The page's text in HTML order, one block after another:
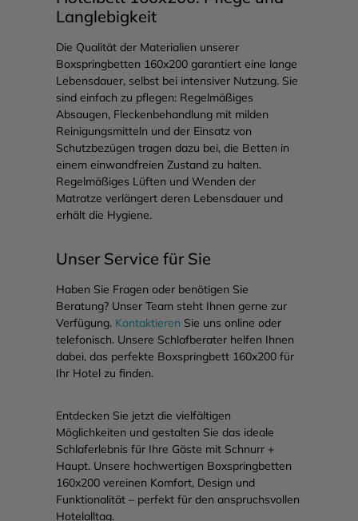
Die Qualität der Materialien unserer
Lebensdauer, selbst bei intensiver Nutzung. Sie
sind einfach zu pflegen: Regelmäßiges
Absaugen, Fleckenbehandlung mit milden
Reinigungsmitteln und der Einsatz von
Schutzbezügen tragen dazu bei, die Betten in
einem einwandfreien Zustand zu halten.
Regelmäßiges Lüften und Wenden der
Matratze verlängert deren Lebensdauer und
erhält die Hygiene.
Unser Service für Sie
Haben Sie Fragen oder benötigen Sie
Verfügung.KontaktierenSie uns online oder
telefonisch. Unsere Schlafberater helfen Ihnen
dabei, das perfekte Boxspringbett 160x200 für
Ihr Hotel zu finden.
Schlaferlebnis für Ihre Gäste mit Schnurr +
Haupt. Unsere hochwertigen Boxspringbetten
160x200 vereinen Komfort, Design und
Funktionalität – perfekt für den anspruchsvollen
Hotelalltag.